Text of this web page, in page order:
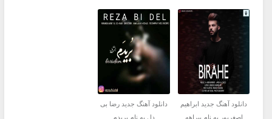
دانلود آهنگ جدید ابراهیم
اصغرپور به نام بیراهه
دانلود آهنگ جدید رضا بی
دل به نام بریدم